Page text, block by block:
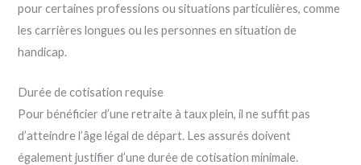
pour certaines professions ou situations particulières, comme
les carrières longues ou les personnes en situation de
handicap.
Durée de cotisation requise
Pour bénéficier d’une retraite à taux plein, il ne suffit pas
d’atteindre l’âge légal de départ. Les assurés doivent
également justifier d’une durée de cotisation minimale.